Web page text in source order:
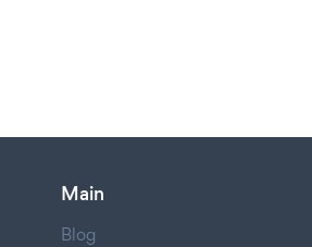
Main
Blog